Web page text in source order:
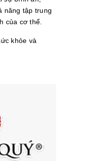
năng tập trung
của cơ thể.
khỏe và